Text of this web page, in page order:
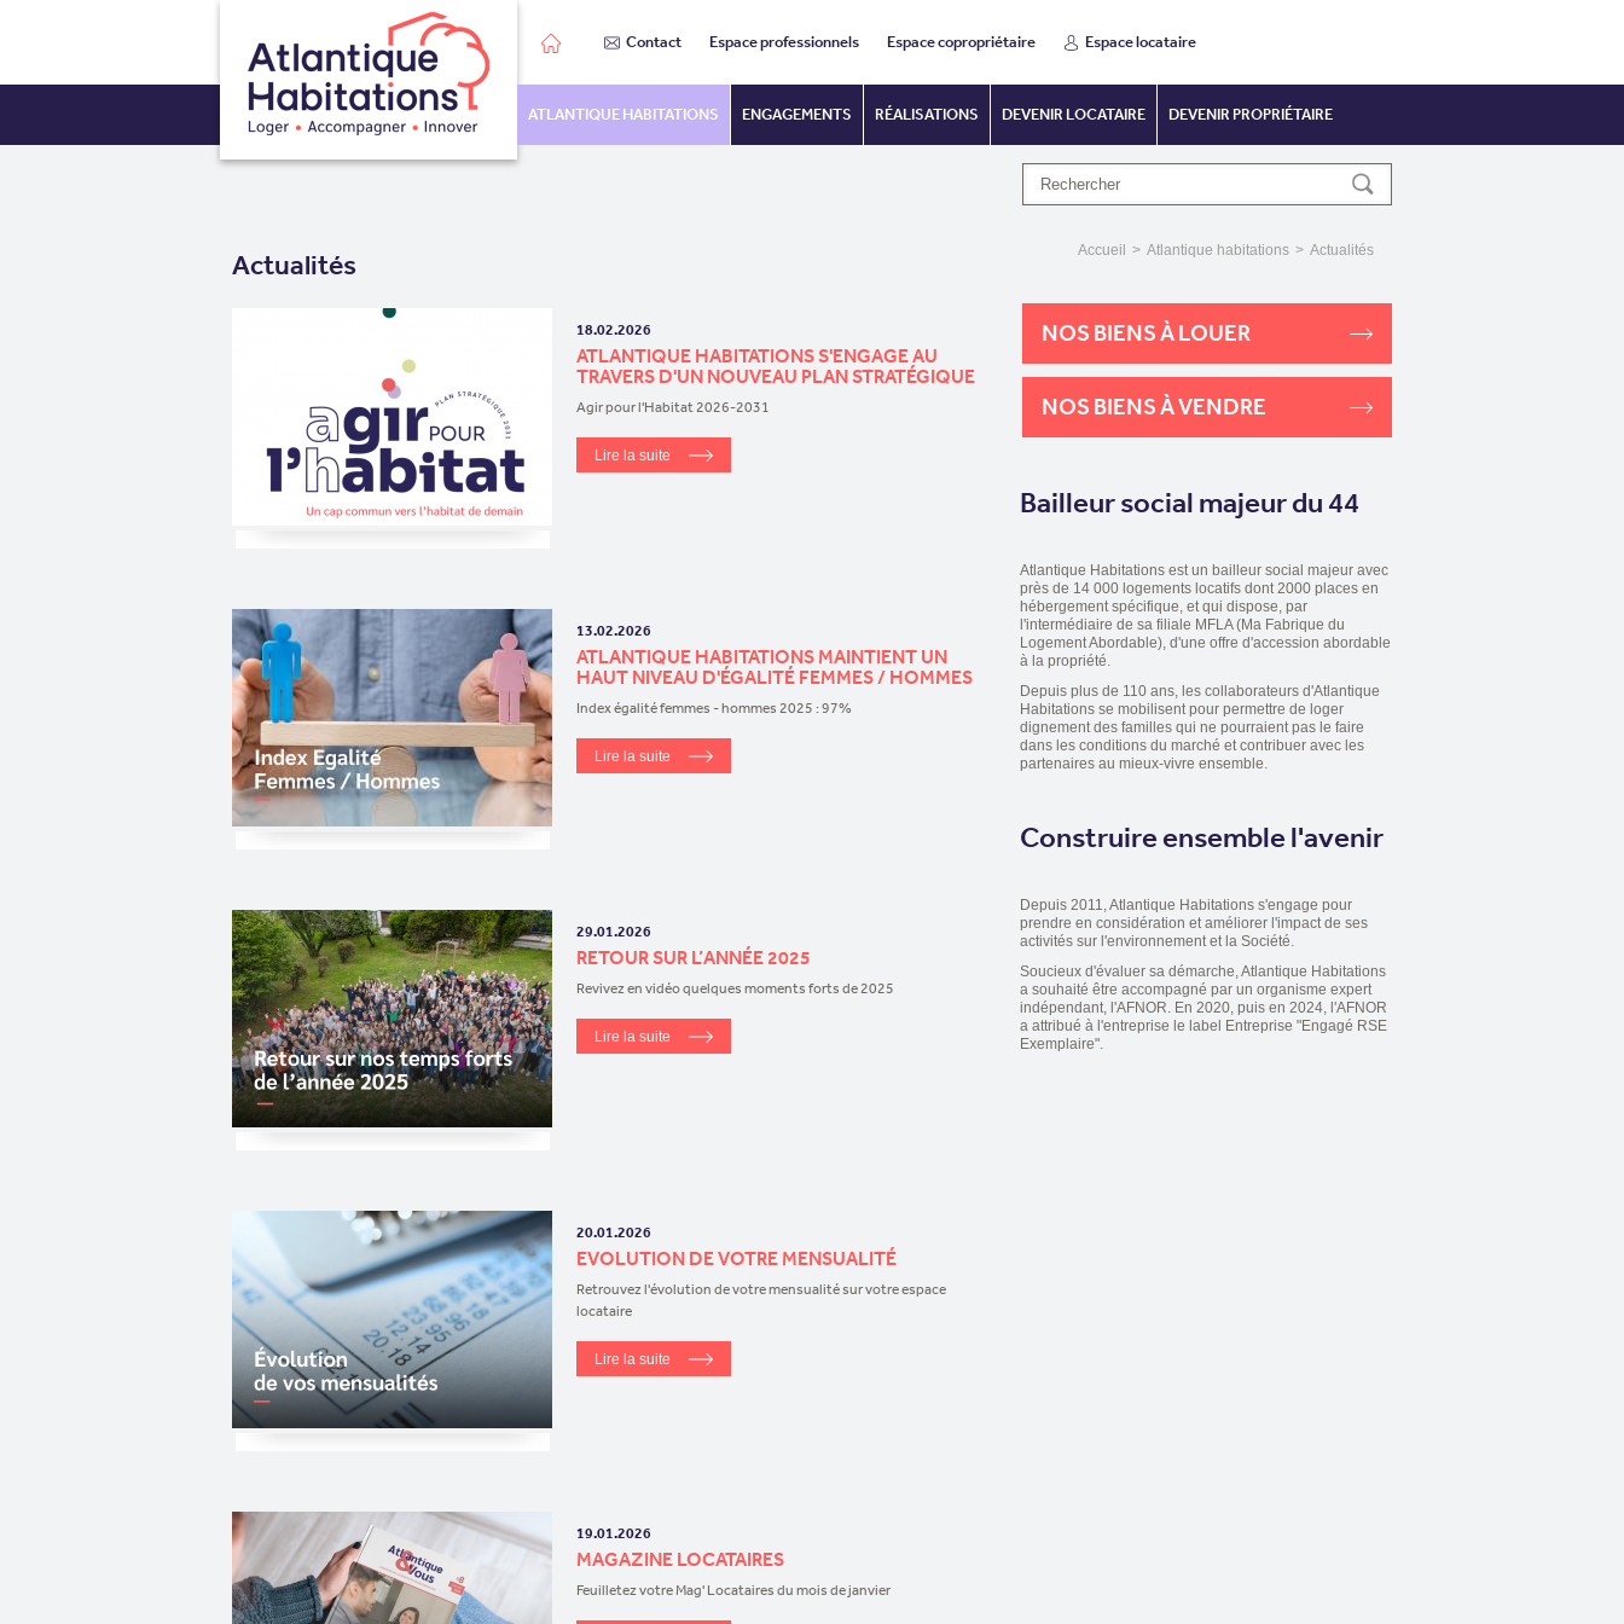
Contact Espace professionnels Espace copropriétaire Espace locataire
ATLANTIQUE HABITATIONS ENGAGEMENTS RÉALISATIONS DEVENIR LOCATAIRE DEVENIR PROPRIÉTAIRE
Accueil > Atlantique habitations > Actualités
Actualités
18.02.2026
ATLANTIQUE HABITATIONS S'ENGAGE AU
TRAVERS D'UN NOUVEAU PLAN STRATÉGIQUE
Agir pour l'Habitat 2026-2031
Lire la suite
13.02.2026
ATLANTIQUE HABITATIONS MAINTIENT UN
HAUT NIVEAU D'ÉGALITÉ FEMMES / HOMMES
Index égalité femmes - hommes 2025 : 97%
Lire la suite
29.01.2026
RETOUR SUR L’ANNÉE 2025
Revivez en vidéo quelques moments forts de 2025
Lire la suite
20.01.2026
EVOLUTION DE VOTRE MENSUALITÉ
Retrouvez l'évolution de votre mensualité sur votre espace
locataire
Lire la suite
19.01.2026
MAGAZINE LOCATAIRES
Feuilletez votre Mag' Locataires du mois de janvier
NOS BIENS À LOUER
NOS BIENS À VENDRE
Bailleur social majeur du 44
Atlantique Habitations est un bailleur social majeur avec
près de 14 000 logements locatifs dont 2000 places en
hébergement spécifique, et qui dispose, par
l'intermédiaire de sa filiale MFLA (Ma Fabrique du
Logement Abordable), d'une offre d'accession abordable
à la propriété.
Depuis plus de 110 ans, les collaborateurs d'Atlantique
Habitations se mobilisent pour permettre de loger
dignement des familles qui ne pourraient pas le faire
dans les conditions du marché et contribuer avec les
partenaires au mieux-vivre ensemble.
Construire ensemble l'avenir
Depuis 2011, Atlantique Habitations s'engage pour
prendre en considération et améliorer l'impact de ses
activités sur l'environnement et la Société.
Soucieux d'évaluer sa démarche, Atlantique Habitations
a souhaité être accompagné par un organisme expert
indépendant, l'AFNOR. En 2020, puis en 2024, l'AFNOR
a attribué à l'entreprise le label Entreprise "Engagé RSE
Exemplaire".